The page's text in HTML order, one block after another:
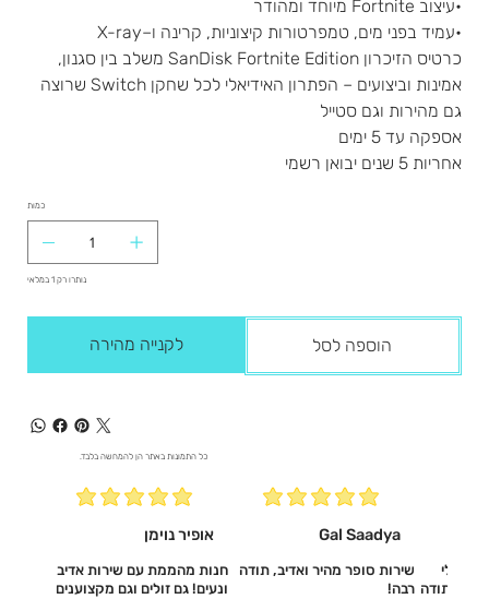
•עיצוב Fortnite מיוחד ומהודר
•עמיד בפני מים, טמפרטורות קיצוניות, קרינה ו–X-ray
כרטיס הזיכרון SanDisk Fortnite Edition משלב בין סגנון,
אמינות וביצועים – הפתרון האידיאלי לכל שחקן Switch שרוצה
גם מהירות וגם סטייל
אספקה עד 5 ימים
אחריות 5 שנים יבואן רשמי
כמות
נותרו רק 1 במלאי
הוספה לסל לקנייה מהירה
כל התמונות באתר הן להמחשה בלבד.
אופיר נוימן
חנות מהממת עם שירות אדיב
ונעים! גם זולים וגם מקצוענים
Gal Saadya
שירות סופר מהיר ואדיב, תודה
רבה!
לי
תודה